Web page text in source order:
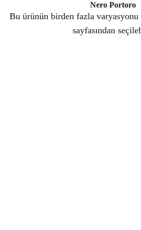
Nero Portoro
Bu ürünün birden fazla varyasyonu
sayfasından